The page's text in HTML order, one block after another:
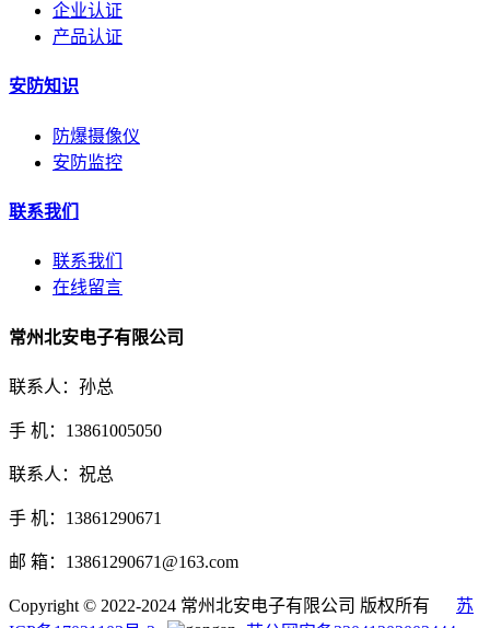
企业认证
产品认证
安防知识
防爆摄像仪
安防监控
联系我们
联系我们
在线留言
常州北安电子有限公司
联系人：孙总
手 机：13861005050
联系人：祝总
手 机：13861290671
邮 箱：13861290671@163.com
Copyright © 2022-2024 常州北安电子有限公司 版权所有 苏